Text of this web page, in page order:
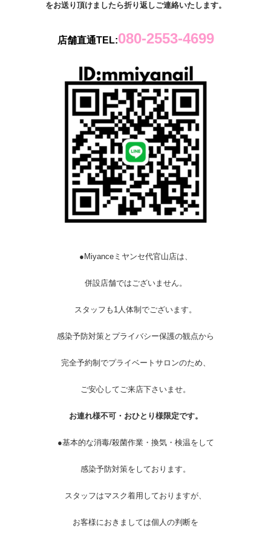
をお送り頂けましたら折り返しご連絡いたします。
店舗直通TEL:080-2553-4699
●Miyanceミヤンセ代官山店は、
併設店舗ではございません。
スタッフも1人体制でございます。
感染予防対策とプライバシー保護の観点から
完全予約制でプライベートサロンのため、
ご安心してご来店下さいませ。
お連れ様不可・おひとり様限定です。
●基本的な消毒/殺菌作業・換気・検温をして
感染予防対策をしております。
スタッフはマスク着用しておりますが、
お客様におきましては個人の判断を